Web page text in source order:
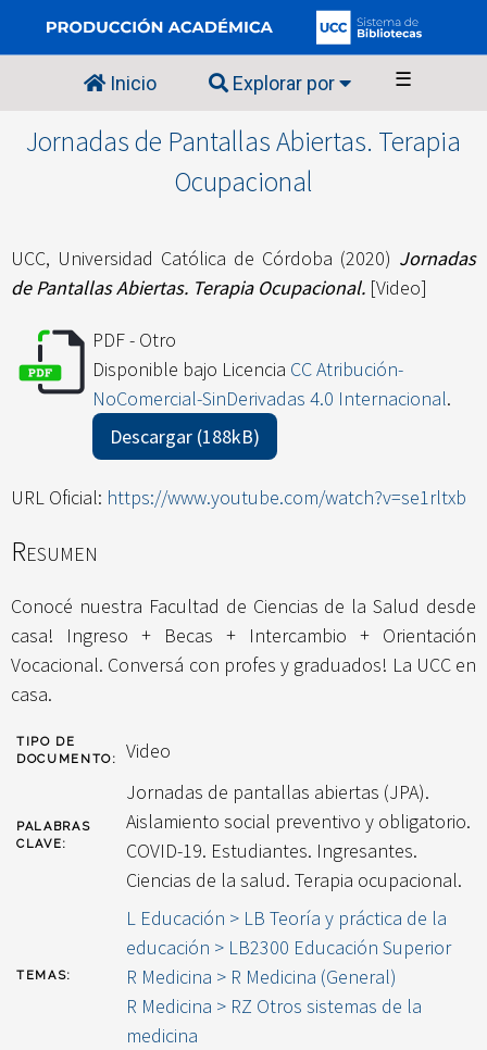
Inicio Explorar por ☰
Jornadas de Pantallas Abiertas. Terapia
Ocupacional
UCC, Universidad Católica de Córdoba (2020) Jornadas
de Pantallas Abiertas. Terapia Ocupacional. [Video]
PDF - Otro
Disponible bajo Licencia CC Atribución-
NoComercial-SinDerivadas 4.0 Internacional.
Descargar (188kB)
URL Oficial: https://www.youtube.com/watch?v=se1rltxb
Resumen
Conocé nuestra Facultad de Ciencias de la Salud desde
casa! Ingreso + Becas + Intercambio + Orientación
Vocacional. Conversá con profes y graduados! La UCC en
casa.
TIPO DE
DOCUMENTO:
Video
PALABRAS
CLAVE:
Jornadas de pantallas abiertas (JPA).
Aislamiento social preventivo y obligatorio.
COVID-19. Estudiantes. Ingresantes.
Ciencias de la salud. Terapia ocupacional.
TEMAS:
L Educación > LB Teoría y práctica de la
educación > LB2300 Educación Superior
R Medicina > R Medicina (General)
R Medicina > RZ Otros sistemas de la
medicina